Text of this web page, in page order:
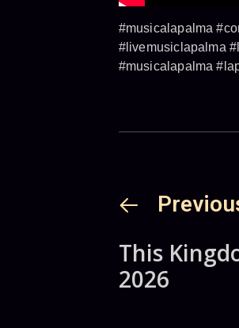
#musicalapalma
#livemusiclapalma
#musicalapalma
This
2026